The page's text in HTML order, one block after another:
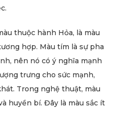
thuộc hành Hỏa, là màu
hợp. Màu tím là sự pha
nên nó có ý nghĩa mạnh
trưng cho sức mạnh,
Trong nghệ thuật, màu
huyền bí. Đây là màu sắc ít